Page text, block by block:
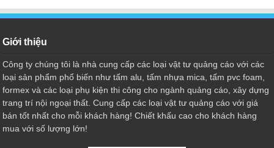
Giới thiệu
Công ty chúng tôi là nhà cung cấp các loại vật tư quảng cáo với các
loại sản phẩm phổ biến như tấm alu, tấm nhựa mica, tấm pvc foam,
formex và các loại phụ kiện thi công cho ngành quảng cáo, xây dựng
trang trí nội ngoại thất. Cung cấp các loại vật tư quảng cáo với giá
bán tốt nhất cho mỗi khách hàng! Chiết khấu cao cho khách hàng
mua với số lượng lớn!